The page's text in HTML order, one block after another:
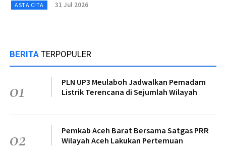
ASTA CITA 31 Jul 2026
BERITA TERPOPULER
01
PLN UP3 Meulaboh Jadwalkan Pemadam
Listrik Terencana di Sejumlah Wilayah
02
Pemkab Aceh Barat Bersama Satgas PRR
Wilayah Aceh Lakukan Pertemuan